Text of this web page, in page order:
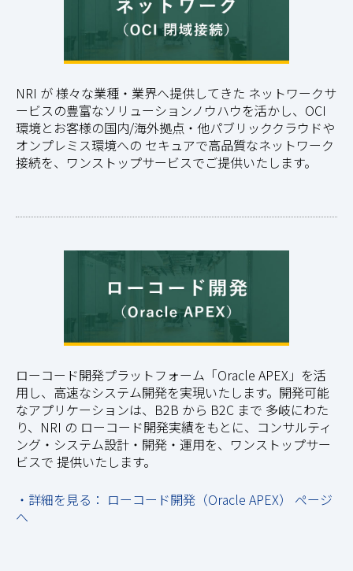
NRI が 様々な業種・業界へ提供してきた ネットワークサ
ービスの豊富なソリューションノウハウを活かし、OCI
環境とお客様の国内/海外拠点・他パブリッククラウドや
オンプレミス環境への セキュアで高品質なネットワーク
接続を、ワンストップサービスでご提供いたします。
ローコード開発プラットフォーム「Oracle APEX」を活
用し、高速なシステム開発を実現いたします。開発可能
なアプリケーションは、B2B から B2C まで 多岐にわた
り、NRI の ローコード開発実績をもとに、コンサルティ
ング・システム設計・開発・運用を、ワンストップサー
ビスで 提供いたします。
・詳細を見る： ローコード開発（Oracle APEX） ページ
へ